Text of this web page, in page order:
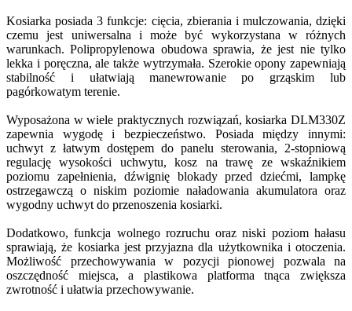
Kosiarka posiada 3 funkcje: cięcia, zbierania i mulczowania, dzięki
czemu jest uniwersalna i może być wykorzystana w różnych
warunkach. Polipropylenowa obudowa sprawia, że jest nie tylko
lekka i poręczna, ale także wytrzymała. Szerokie opony zapewniają
stabilność i ułatwiają manewrowanie po grząskim lub
pagórkowatym terenie.
Wyposażona w wiele praktycznych rozwiązań, kosiarka DLM330Z
zapewnia wygodę i bezpieczeństwo. Posiada między innymi:
uchwyt z łatwym dostępem do panelu sterowania, 2-stopniową
regulację wysokości uchwytu, kosz na trawę ze wskaźnikiem
poziomu zapełnienia, dźwignię blokady przed dziećmi, lampkę
ostrzegawczą o niskim poziomie naładowania akumulatora oraz
wygodny uchwyt do przenoszenia kosiarki.
Dodatkowo, funkcja wolnego rozruchu oraz niski poziom hałasu
sprawiają, że kosiarka jest przyjazna dla użytkownika i otoczenia.
Możliwość przechowywania w pozycji pionowej pozwala na
oszczędność miejsca, a plastikowa platforma tnąca zwiększa
zwrotność i ułatwia przechowywanie.